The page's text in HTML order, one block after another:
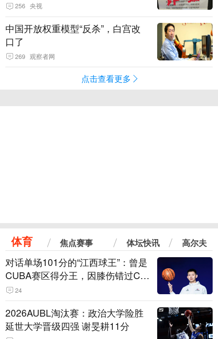
256 央视
中国开放权重模型“反杀”，白宫改
口了
269 观察者网
点击查看更多
体育 焦点赛事 体坛快讯 高尔夫
对话单场101分的“江西球王”：曾是
CUBA赛区得分王，因膝伤错过CB
A选秀
24
2026AUBL淘汰赛：政治大学险胜
延世大学晋级四强 谢旻耕11分